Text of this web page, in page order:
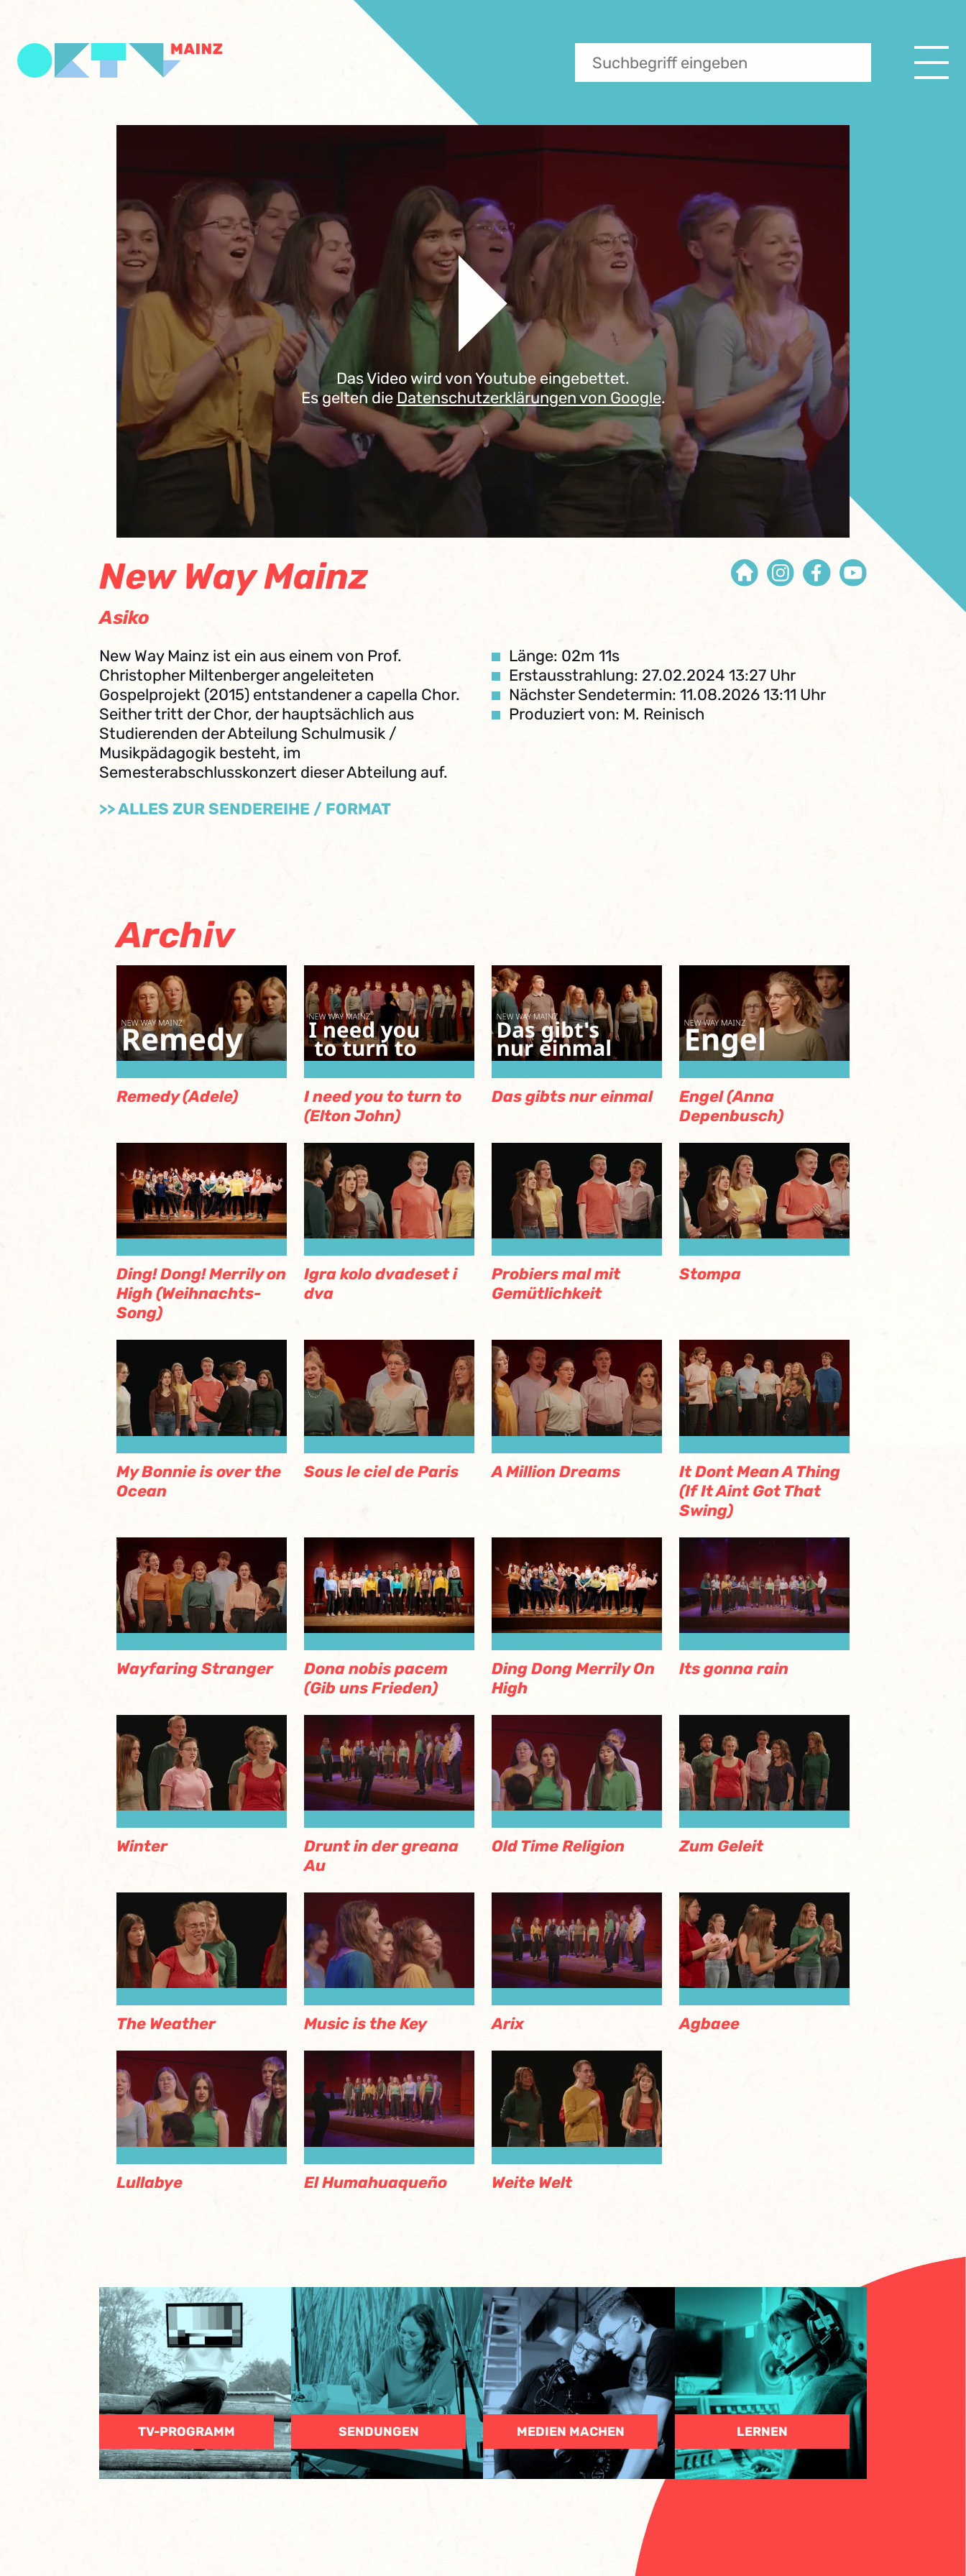
Das Video wird von Youtube eingebettet.
Es gelten die Datenschutzerklärungen von Google.
New Way Mainz
Asiko
New Way Mainz ist ein aus einem von Prof.
Christopher Miltenberger angeleiteten
Gospelprojekt (2015) entstandener a capella Chor.
Seither tritt der Chor, der hauptsächlich aus
Studierenden der Abteilung Schulmusik /
Musikpädagogik besteht, im
Semesterabschlusskonzert dieser Abteilung auf.
>> ALLES ZUR SENDEREIHE / FORMAT
Länge: 02m 11s
Erstausstrahlung: 27.02.2024 13:27 Uhr
Nächster Sendetermin: 11.08.2026 13:11 Uhr
Produziert von: M. Reinisch
Archiv
Remedy (Adele)
I need you to turn to
(Elton John)
Das gibts nur einmal
Engel (Anna
Depenbusch)
Ding! Dong! Merrily on
High (Weihnachts-
Song)
Igra kolo dvadeset i
dva
Probiers mal mit
Gemütlichkeit
Stompa
My Bonnie is over the
Ocean
Sous le ciel de Paris A Million Dreams
It Dont Mean A Thing
(If It Aint Got That
Swing)
Wayfaring Stranger
Dona nobis pacem
(Gib uns Frieden)
Ding Dong Merrily On
High
Its gonna rain
Winter
Drunt in der greana
Au
Old Time Religion Zum Geleit
The Weather Music is the Key Arix Agbaee
Lullabye El Humahuaqueño Weite Welt
TV-PROGRAMM SENDUNGEN MEDIEN MACHEN LERNEN